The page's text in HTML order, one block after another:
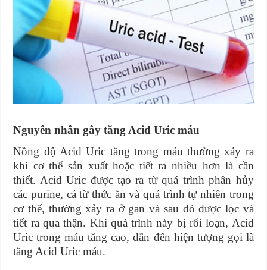
Nguyên nhân gây tăng Acid Uric máu
Nồng độ Acid Uric tăng trong máu thường xảy ra
khi cơ thể sản xuất hoặc tiết ra nhiều hơn là cần
thiết. Acid Uric được tạo ra từ quá trình phân hủy
các purine, cả từ thức ăn và quá trình tự nhiên trong
cơ thể, thường xảy ra ở gan và sau đó được lọc và
tiết ra qua thận. Khi quá trình này bị rối loạn, Acid
Uric trong máu tăng cao, dẫn đến hiện tượng gọi là
tăng Acid Uric máu.